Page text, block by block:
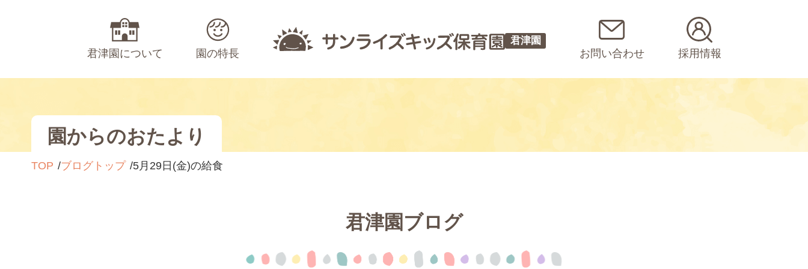
君津園について 園の特長
君津園
お問い合わせ 採用情報
園からのおたより
TOP ブログトップ 5月29日(金)の給食
君津園ブログ